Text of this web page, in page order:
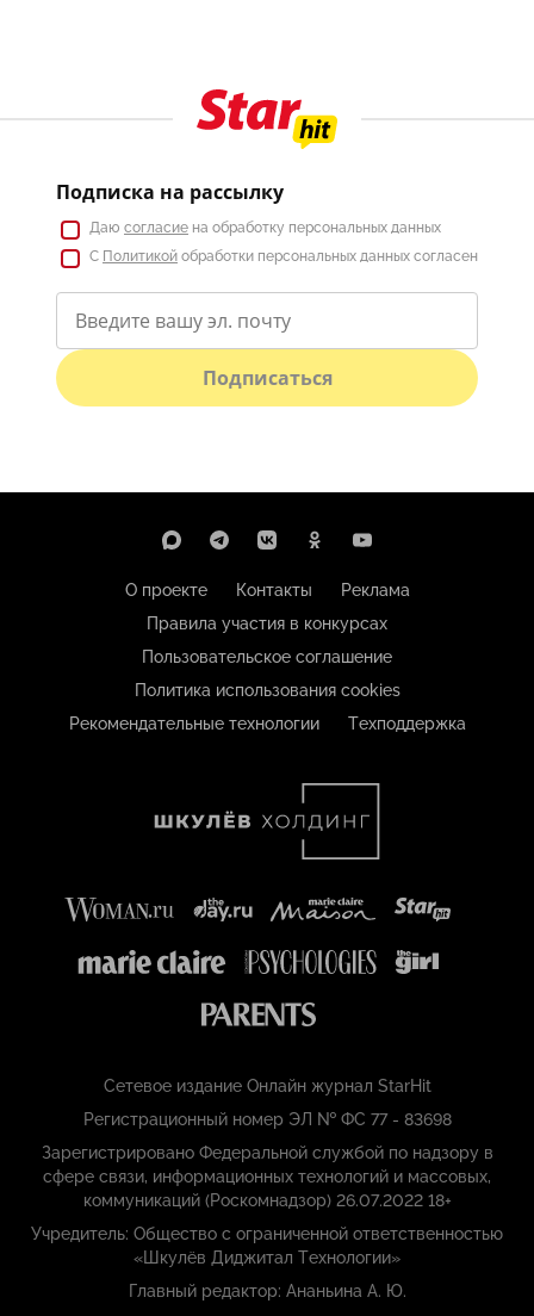
Подписка на рассылку
Даю согласие на обработку персональных данных
С Политикой обработки персональных данных согласен
Подписаться
О проекте Контакты
Реклама
Правила участия в конкурсах
Пользовательское соглашение
Политика использования cookies
Рекомендательные технологии
Техподдержка
Сетевое издание Онлайн журнал StarHit
Регистрационный номер ЭЛ № ФС 77 - 83698
Зарегистрировано Федеральной службой по надзору в
сфере связи, информационных технологий и массовых,
коммуникаций (Роскомнадзор) 26.07.2022 18+
Учредитель: Общество с ограниченной ответственностью
«Шкулёв Диджитал Технологии»
Главный редактор: Ананьина А. Ю.